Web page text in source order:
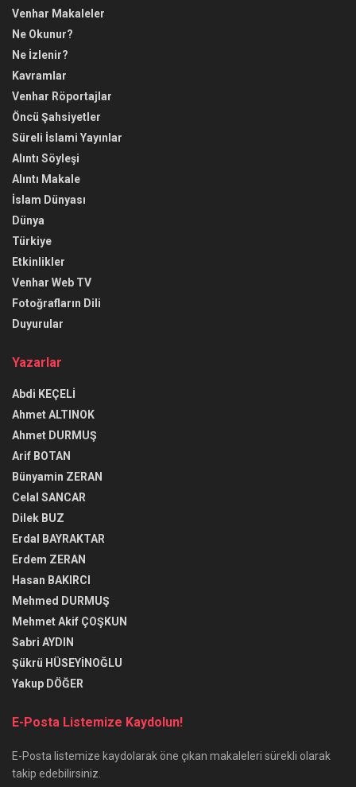
Venhar Makaleler
Ne Okunur?
Ne İzlenir?
Kavramlar
Venhar Röportajlar
Öncü Şahsiyetler
Süreli İslami Yayınlar
Alıntı Söyleşi
Alıntı Makale
İslam Dünyası
Dünya
Türkiye
Etkinlikler
Venhar Web TV
Fotoğrafların Dili
Duyurular
Yazarlar
Abdi KEÇELİ
Ahmet ALTINOK
Ahmet DURMUŞ
Arif BOTAN
Bünyamin ZERAN
Celal SANCAR
Dilek BUZ
Erdal BAYRAKTAR
Erdem ZERAN
Hasan BAKIRCI
Mehmed DURMUŞ
Mehmet Akif ÇOŞKUN
Sabri AYDIN
Şükrü HÜSEYİNOĞLU
Yakup DÖĞER
E-Posta Listemize Kaydolun!
E-Posta listemize kaydolarak öne çıkan makaleleri sürekli olarak
takip edebilirsiniz.